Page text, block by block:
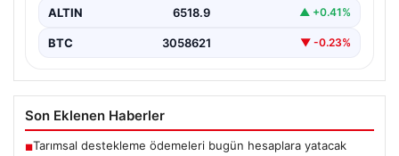
ALTIN 6518.9 ▲ +0.41%
BTC 3058621 ▼ -0.23%
Son Eklenen Haberler
■Tarımsal destekleme ödemeleri bugün hesaplara yatacak